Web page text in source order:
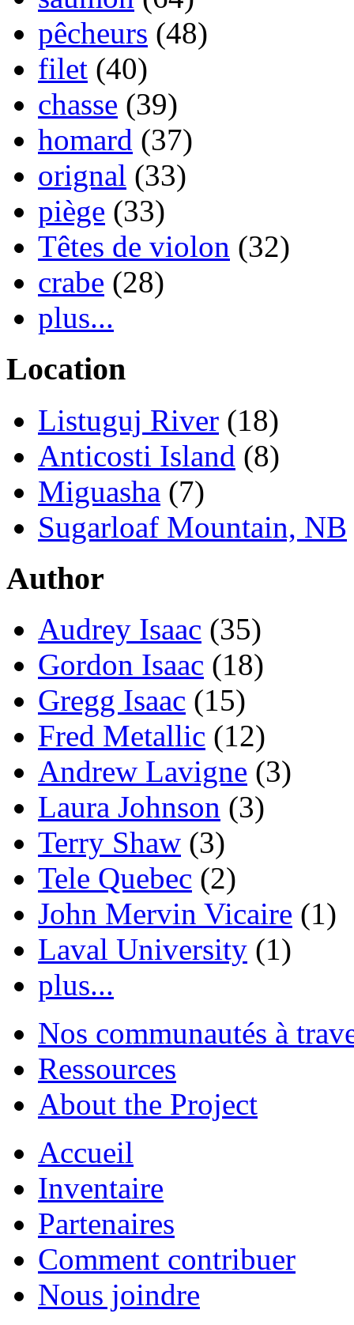
pêcheurs (48)
filet (40)
chasse (39)
homard (37)
orignal (33)
piège (33)
Têtes de violon (32)
crabe (28)
plus...
Location
Listuguj River (18)
Anticosti Island (8)
Miguasha (7)
Sugarloaf Mountain, NB
Author
Audrey Isaac (35)
Gordon Isaac (18)
Gregg Isaac (15)
Fred Metallic (12)
Andrew Lavigne (3)
Laura Johnson (3)
Terry Shaw (3)
Tele Quebec (2)
John Mervin Vicaire (1)
Laval University (1)
plus...
Nos communautés à
Ressources
About the Project
Accueil
Inventaire
Partenaires
Comment contribuer
Nous joindre